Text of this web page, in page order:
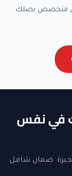
متخصص يصلك
في نفس
والجيزة. ضمان شامل